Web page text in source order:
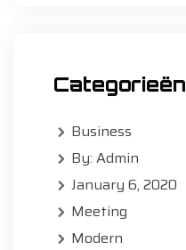
Categorieën
Business
By: Admin
January 6, 2020
Meeting
Modern